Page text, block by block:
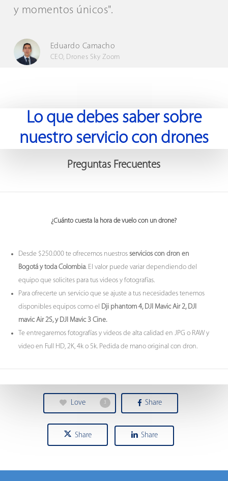
y momentos únicos".
Eduardo Camacho
CEO, Drones Sky Zoom
Lo que debes saber sobre
nuestro servicio con drones
Preguntas Frecuentes
¿Cuánto cuesta la hora de vuelo con un drone?
Desde $250.000 te ofrecemos nuestros servicios con dron en
Bogotá y toda Colombia. El valor puede variar dependiendo del
equipo que solicites para tus videos y fotografías.
Para ofrecerte un servicio que se ajuste a tus necesidades tenemos
disponibles equipos como el Dji phantom 4, DJI Mavic Air 2, DJI
mavic Air 2S, y DJI Mavic 3 Cine.
Te entregaremos fotografías y videos de alta calidad en JPG o RAW y
video en Full HD, 2K, 4k o 5k. Pedida de mano original con dron.
Love 3 Share
Share Share